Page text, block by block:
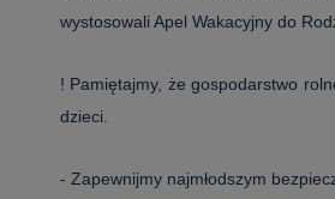
wystosowali Apel Wakacyjny do
! Pamiętajmy, że gospodarstwo
dzieci.
- Zapewnijmy najmłodszym